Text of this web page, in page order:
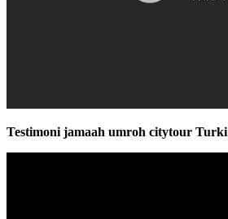
Testimoni jamaah umroh citytour Turki